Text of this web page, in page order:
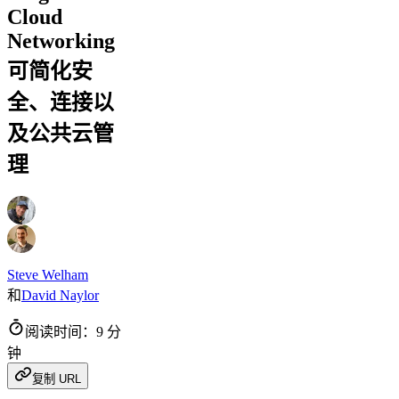
Cloud
Networking
可简化安
全、连接以
及公共云管
理
Steve Welham
和David Naylor
阅读时间：9 分
钟
复制 URL